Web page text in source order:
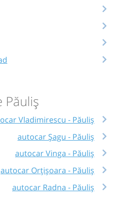
Păuliș
Vladimirescu - Păuliș
autocar Șagu - Păuliș
autocar Vinga - Păuliș
autocar Orțişoara - Păuliș
autocar Radna - Păuliș